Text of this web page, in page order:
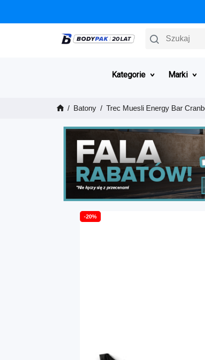
Szukaj
Kategorie Marki
Batony Trec Muesli Energy Bar
-20%